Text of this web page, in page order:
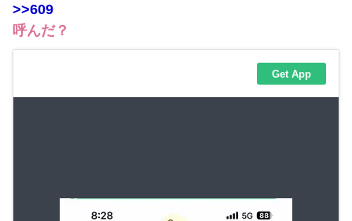
>>609
呼んだ？